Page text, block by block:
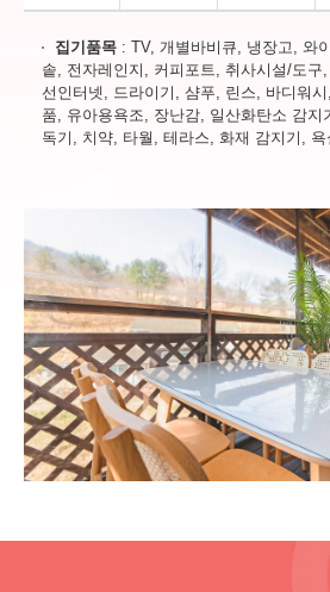
집기품목 : TV, 개별바비큐, 냉장고, 와
솥, 전자레인지, 커피포트, 취사시설/도구
선인터넷, 드라이기, 샴푸, 린스, 바디워
품, 유아용욕조, 장난감, 일산화탄소 감지
독기, 치약, 타월, 테라스, 화재 감지기, 욕